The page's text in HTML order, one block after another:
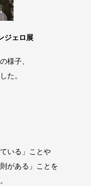
ジェロ展
様子、
た。
いる」ことや
がある」ことを